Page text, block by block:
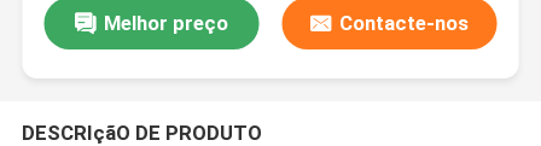
Melhor preço Contacte-nos
DESCRIçãO DE PRODUTO